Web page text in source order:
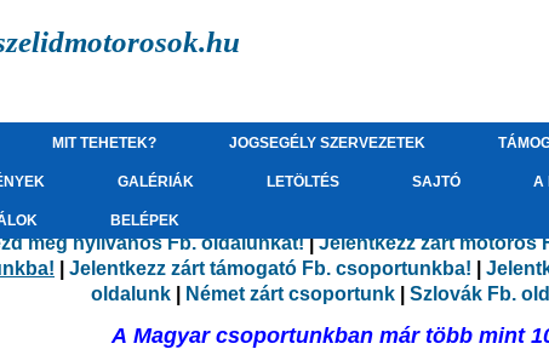
MIT TEHETEK? JOGSEGÉLY SZERVEZETEK
GALÉRIÁK LETÖLTÉS SAJTÓ A
BELÉPEK
meg nyilvános Fb. oldalunkat!|Jelentkezz zárt motoros
Jelentkezz zárt támogató Fb. csoportunkba!
oldalunk
Német zárt csoportunk Szlovák Fb.
A Magyar csoportunkban már több mint